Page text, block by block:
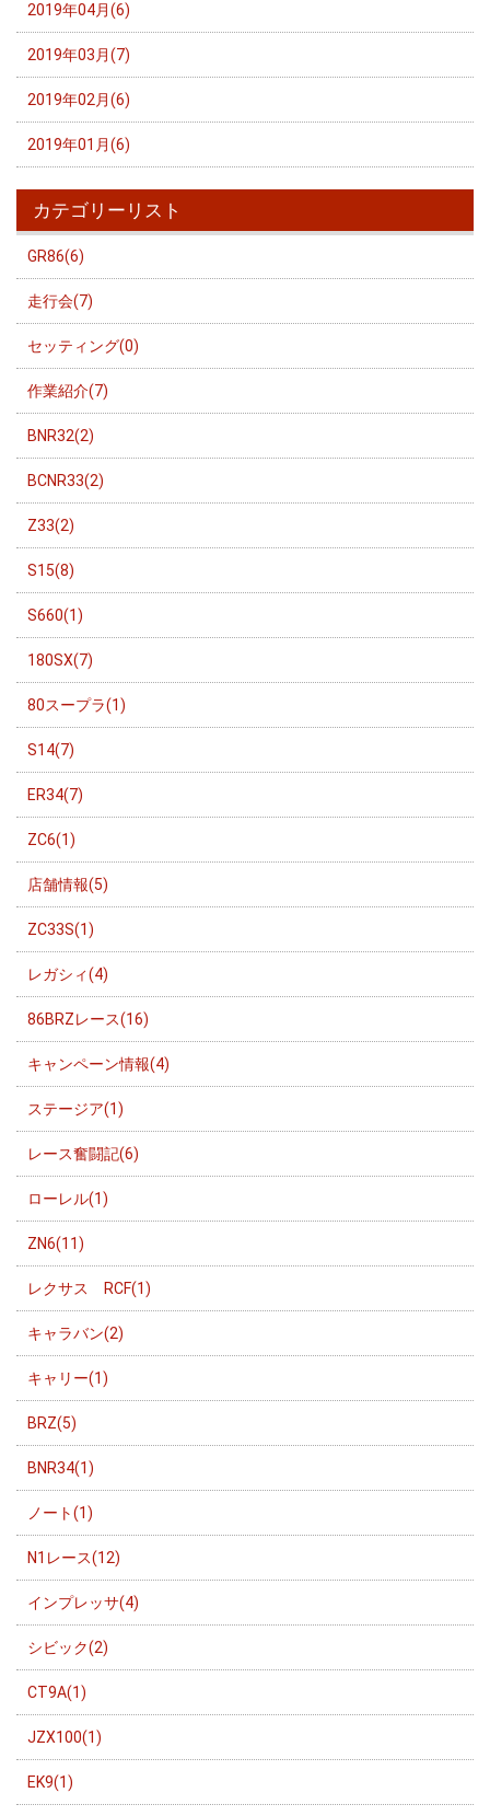
2019年04月(6)
2019年03月(7)
2019年02月(6)
2019年01月(6)
カテゴリーリスト
GR86(6)
走行会(7)
セッティング(0)
作業紹介(7)
BNR32(2)
BCNR33(2)
Z33(2)
S15(8)
S660(1)
180SX(7)
80スープラ(1)
S14(7)
ER34(7)
ZC6(1)
店舗情報(5)
ZC33S(1)
レガシィ(4)
86BRZレース(16)
キャンペーン情報(4)
ステージア(1)
レース奮闘記(6)
ローレル(1)
ZN6(11)
レクサス RCF(1)
キャラバン(2)
キャリー(1)
BRZ(5)
BNR34(1)
ノート(1)
N1レース(12)
インプレッサ(4)
シビック(2)
CT9A(1)
JZX100(1)
EK9(1)